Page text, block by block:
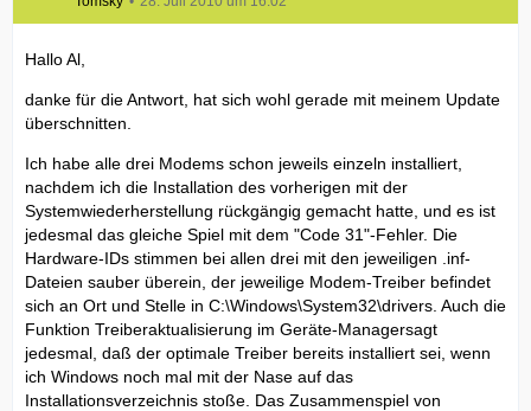
Hallo Al,
danke für die Antwort, hat sich wohl gerade mit meinem Update
überschnitten.
Ich habe alle drei Modems schon jeweils einzeln installiert,
nachdem ich die Installation des vorherigen mit der
Systemwiederherstellung rückgängig gemacht hatte, und es ist
jedesmal das gleiche Spiel mit dem "Code 31"-Fehler. Die
Hardware-IDs stimmen bei allen drei mit den jeweiligen .inf-
Dateien sauber überein, der jeweilige Modem-Treiber befindet
sich an Ort und Stelle in C:\Windows\System32\drivers. Auch die
Funktion Treiberaktualisierung im Geräte-Managersagt
jedesmal, daß der optimale Treiber bereits installiert sei, wenn
ich Windows noch mal mit der Nase auf das
Installationsverzeichnis stoße. Das Zusammenspiel von